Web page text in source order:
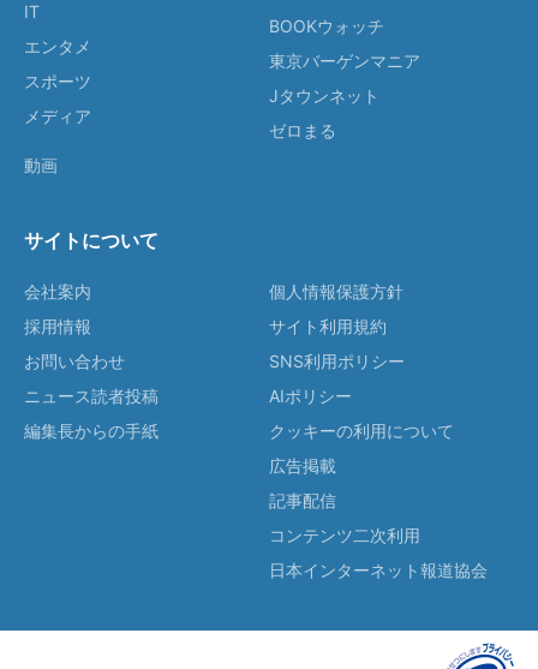
IT
エンタメ
スポーツ
メディア
動画
BOOKウォッチ
東京バーゲンマニア
Jタウンネット
ゼロまる
サイトについて
会社案内
採用情報
お問い合わせ
ニュース読者投稿
編集長からの手紙
個人情報保護方針
サイト利用規約
SNS利用ポリシー
AIポリシー
クッキーの利用について
広告掲載
記事配信
コンテンツ二次利用
日本インターネット報道協会